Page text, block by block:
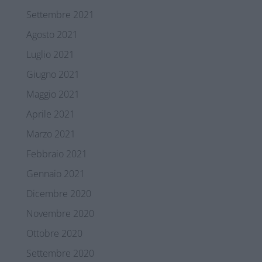
Settembre 2021
Agosto 2021
Luglio 2021
Giugno 2021
Maggio 2021
Aprile 2021
Marzo 2021
Febbraio 2021
Gennaio 2021
Dicembre 2020
Novembre 2020
Ottobre 2020
Settembre 2020